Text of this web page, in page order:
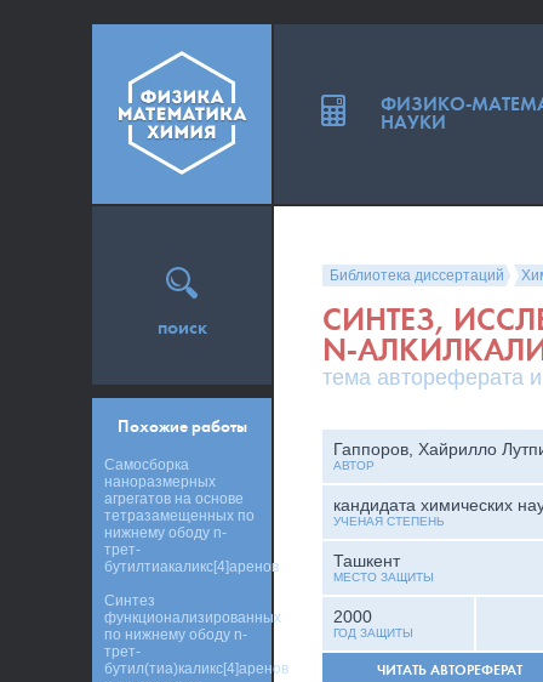
Библиотека диссертаций
СИНТЕЗ,
N-
тема автореферата
Гаппоров, Хайрилло
АВТОР
кандидата химических
УЧЕНАЯ СТЕПЕНЬ
Ташкент
МЕСТО ЗАЩИТЫ
2000
ГОД ЗАЩИТЫ
ЧИТАТЬ АВТОРЕФЕРАТ
поиск
Похожие работы
Самосборка
наноразмерных
агрегатов на основе
тетразамещенных по
нижнему ободу n-
трет-
бутилтиакаликс[4]аренов
Синтез
функционализированных
по нижнему ободу n-
трет-
бутил(тиа)каликс[4]аренов
ФИЗИКО-
НАУКИ